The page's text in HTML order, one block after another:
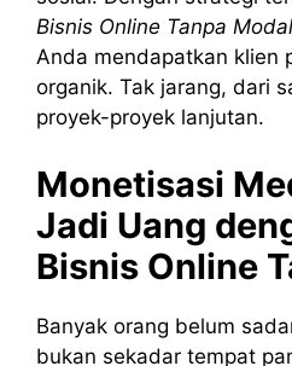
Bisnis Online Tanpa Modal
Anda mendapatkan klien
organik. Tak jarang, dari
proyek-proyek lanjutan.
Monetisasi
Jadi Uang
Bisnis Online
Banyak orang belum
bukan sekadar tempat